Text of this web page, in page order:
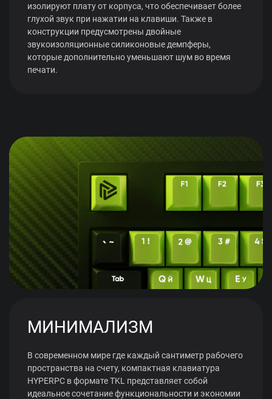
изолируют плату от корпуса, что обеспечивает более
глухой звук при нажатии на клавиши. Также в
конструкции предусмотрены двойные
звукоизоляционные силиконовые демпферы,
которые дополнительно уменьшают шум во время
печати.
МИНИМАЛИЗМ
В современном мире где каждый сантиметр рабочего
пространства на счету, компактная клавиатура
HYPERPC в формате TKL представляет собой
идеальное сочетание функциональности и экономии